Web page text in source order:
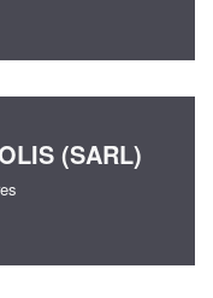
(SARL)